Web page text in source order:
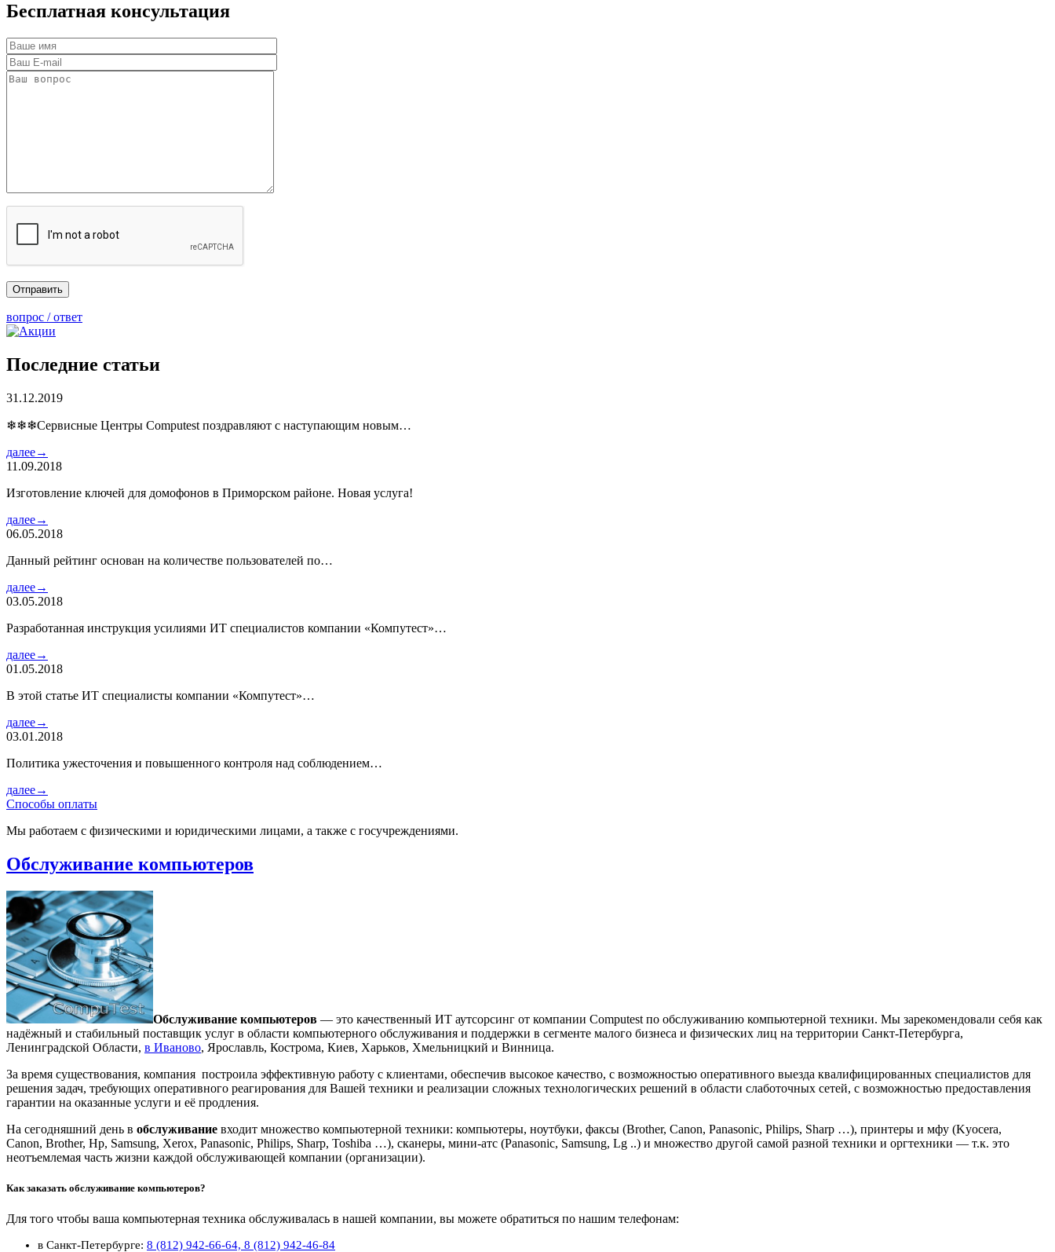
Бесплатная консультация
вопрос / ответ
Последние статьи
31.12.2019
❄❄❄Сервисные Центры Computest поздравляют с наступающим новым…
далее→
11.09.2018
Изготовление ключей для домофонов в Приморском районе. Новая услуга!
далее→
06.05.2018
Данный рейтинг основан на количестве пользователей по…
далее→
03.05.2018
Разработанная инструкция усилиями ИТ специалистов компании «Компутест»…
далее→
01.05.2018
В этой статье ИТ специалисты компании «Компутест»…
далее→
03.01.2018
Политика ужесточения и повышенного контроля над соблюдением…
далее→
Способы оплаты
Мы работаем с физическими и юридическими лицами, а также с госучреждениями.
Обслуживание компьютеров
Обслуживание компьютеров — это качественный ИТ аутсорсинг от компании Computest по обслуживанию компьютерной техники. Мы зарекомендовали себя как
надёжный и стабильный поставщик услуг в области компьютерного обслуживания и поддержки в сегменте малого бизнеса и физических лиц на территории Санкт-Петербурга,
Ленинградской Области, в Иваново, Ярославль, Кострома, Киев, Харьков, Хмельницкий и Винница.
За время существования, компания построила эффективную работу с клиентами, обеспечив высокое качество, с возможностью оперативного выезда квалифицированных специалистов для
решения задач, требующих оперативного реагирования для Вашей техники и реализации сложных технологических решений в области слаботочных сетей, с возможностью предоставления
гарантии на оказанные услуги и её продления.
На сегодняшний день в обслуживание входит множество компьютерной техники: компьютеры, ноутбуки, факсы (Brother, Canon, Panasonic, Philips, Sharp …), принтеры и мфу (Kyocera,
Canon, Brother, Hp, Samsung, Xerox, Panasonic, Philips, Sharp, Toshiba …), сканеры, мини-атс (Panasonic, Samsung, Lg ..) и множество другой самой разной техники и оргтехники — т.к. это
неотъемлемая часть жизни каждой обслуживающей компании (организации).
Как заказать обслуживание компьютеров?
Для того чтобы ваша компьютерная техника обслуживалась в нашей компании, вы можете обратиться по нашим телефонам:
в Санкт-Петербурге: 8 (812) 942-66-64, 8 (812) 942-46-84